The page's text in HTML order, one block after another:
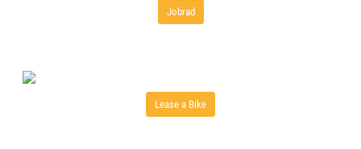
Jobrad
Lease a Bike